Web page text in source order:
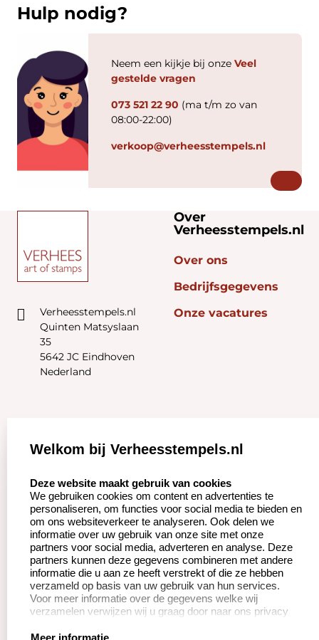
Hulp nodig?
Neem een kijkje bij onze Veel
gestelde vragen
073 521 22 90 (ma t/m zo van
08:00-22:00)
verkoop@verheesstempels.nl
Verheesstempels.nl
Quinten Matsyslaan
35
5642 JC Eindhoven
Nederland
Over
Verheesstempels.nl
Over ons
Bedrijfsgegevens
Onze vacatures
Zakelijk:
Betaling &
Verzending
Wederverkoper
worden
Klantenservice:
Veel gestelde vragen
Herroepingsrecht
Retourneren
Productinformatie:
Welkom bij Verheesstempels.nl
Deze website maakt gebruik van cookies
We gebruiken cookies om content en advertenties te
personaliseren, om functies voor social media te bieden en
om ons websiteverkeer te analyseren. Ook delen we
informatie over uw gebruik van onze site met onze
partners voor social media, adverteren en analyse. Deze
partners kunnen deze gegevens combineren met andere
informatie die u aan ze heeft verstrekt of die ze hebben
verzameld op basis van uw gebruik van hun services.
Voor meer informatie over de gegevens welke wij
verzamelen verwijzen wij u graag door naar ons privacy
Meer informatie